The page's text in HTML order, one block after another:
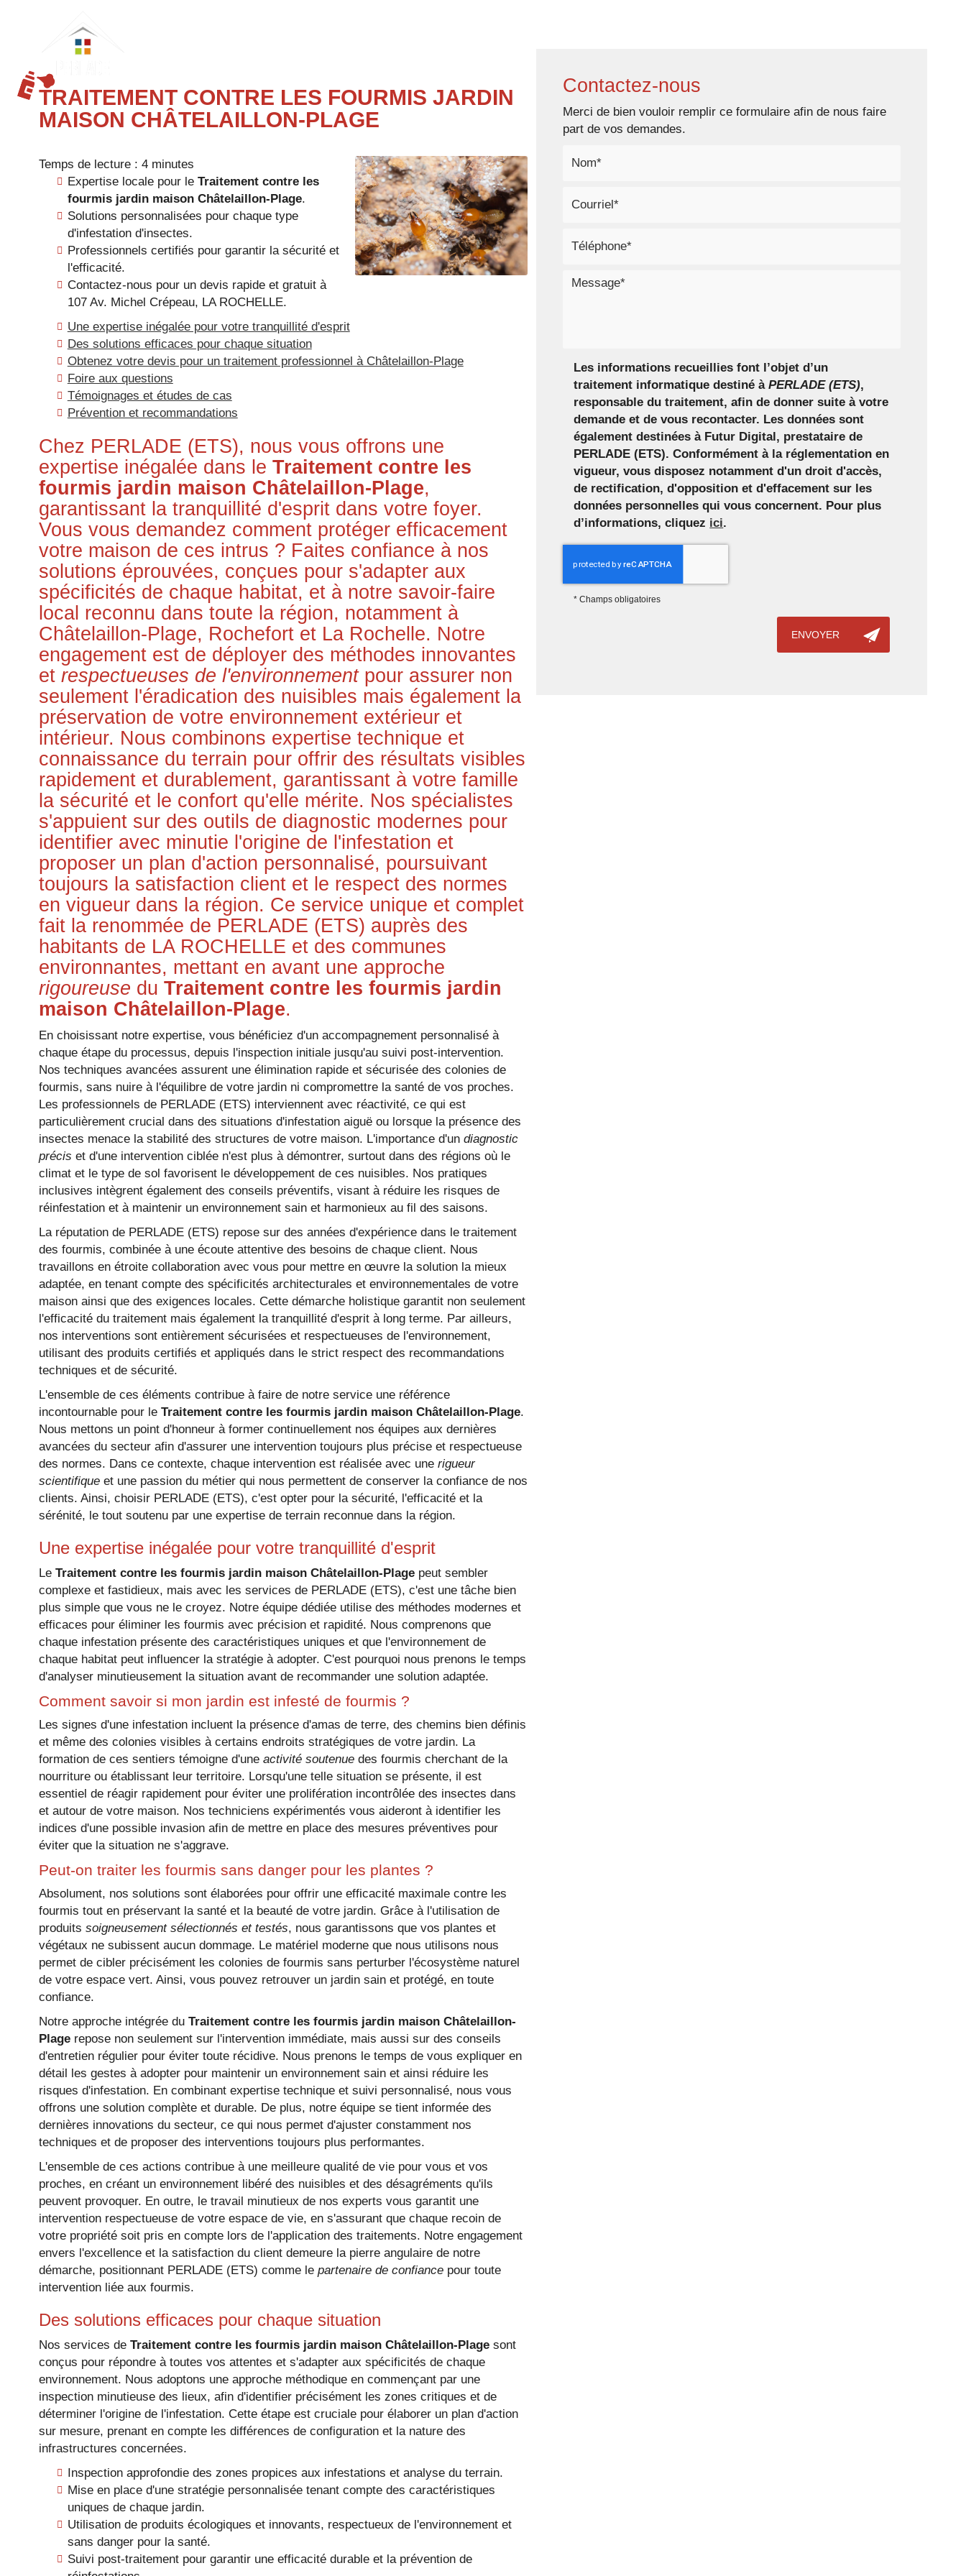
TRAITEMENT CONTRE LES FOURMIS JARDIN
MAISON CHÂTELAILLON-PLAGE
TRAITEMENT CONTRE LES FOURMIS JARDIN
MAISON CHÂTELAILLON-PLAGE
Temps de lecture : 4 minutes
Expertise locale pour le Traitement contre les
fourmis jardin maison Châtelaillon-Plage.
Solutions personnalisées pour chaque type
d'infestation d'insectes.
Professionnels certifiés pour garantir la sécurité et
l'efficacité.
Contactez-nous pour un devis rapide et gratuit à
107 Av. Michel Crépeau, LA ROCHELLE.
Une expertise inégalée pour votre tranquillité d'esprit
Des solutions efficaces pour chaque situation
Obtenez votre devis pour un traitement professionnel à Châtelaillon-Plage
Foire aux questions
Témoignages et études de cas
Prévention et recommandations
Chez PERLADE (ETS), nous vous offrons une
expertise inégalée dans le Traitement contre les
fourmis jardin maison Châtelaillon-Plage,
garantissant la tranquillité d'esprit dans votre foyer.
Vous vous demandez comment protéger efficacement
votre maison de ces intrus ? Faites confiance à nos
solutions éprouvées, conçues pour s'adapter aux
spécificités de chaque habitat, et à notre savoir-faire
local reconnu dans toute la région, notamment à
Châtelaillon-Plage, Rochefort et La Rochelle. Notre
engagement est de déployer des méthodes innovantes
et respectueuses de l'environnementpour assurer non
seulement l'éradication des nuisibles mais également la
préservation de votre environnement extérieur et
intérieur. Nous combinons expertise technique et
connaissance du terrain pour offrir des résultats visibles
rapidement et durablement, garantissant à votre famille
la sécurité et le confort qu'elle mérite. Nos spécialistes
s'appuient sur des outils de diagnostic modernes pour
identifier avec minutie l'origine de l'infestation et
proposer un plan d'action personnalisé, poursuivant
toujours la satisfaction client et le respect des normes
en vigueur dans la région. Ce service unique et complet
fait la renommée de PERLADE (ETS) auprès des
habitants de LA ROCHELLE et des communes
environnantes, mettant en avant une approche
rigoureuse du Traitement contre les fourmis jardin
maison Châtelaillon-Plage.
En choisissant notre expertise, vous bénéficiez d'un accompagnement personnalisé à
chaque étape du processus, depuis l'inspection initiale jusqu'au suivi post-intervention.
Nos techniques avancées assurent une élimination rapide et sécurisée des colonies de
fourmis, sans nuire à l'équilibre de votre jardin ni compromettre la santé de vos proches.
Les professionnels de PERLADE (ETS) interviennent avec réactivité, ce qui est
particulièrement crucial dans des situations d'infestation aiguë ou lorsque la présence des
insectes menace la stabilité des structures de votre maison. L'importance d'un diagnostic
précis et d'une intervention ciblée n'est plus à démontrer, surtout dans des régions où le
climat et le type de sol favorisent le développement de ces nuisibles. Nos pratiques
inclusives intègrent également des conseils préventifs, visant à réduire les risques de
réinfestation et à maintenir un environnement sain et harmonieux au fil des saisons.
La réputation de PERLADE (ETS) repose sur des années d'expérience dans le traitement
des fourmis, combinée à une écoute attentive des besoins de chaque client. Nous
travaillons en étroite collaboration avec vous pour mettre en œuvre la solution la mieux
adaptée, en tenant compte des spécificités architecturales et environnementales de votre
maison ainsi que des exigences locales. Cette démarche holistique garantit non seulement
l'efficacité du traitement mais également la tranquillité d'esprit à long terme. Par ailleurs,
nos interventions sont entièrement sécurisées et respectueuses de l'environnement,
utilisant des produits certifiés et appliqués dans le strict respect des recommandations
techniques et de sécurité.
L'ensemble de ces éléments contribue à faire de notre service une référence
incontournable pour le Traitement contre les fourmis jardin maison Châtelaillon-Plage.
Nous mettons un point d'honneur à former continuellement nos équipes aux dernières
avancées du secteur afin d'assurer une intervention toujours plus précise et respectueuse
des normes. Dans ce contexte, chaque intervention est réalisée avec une rigueur
scientifiqueet une passion du métier qui nous permettent de conserver la confiance de nos
clients. Ainsi, choisir PERLADE (ETS), c'est opter pour la sécurité, l'efficacité et la
sérénité, le tout soutenu par une expertise de terrain reconnue dans la région.
Une expertise inégalée pour votre tranquillité d'esprit
Le Traitement contre les fourmis jardin maison Châtelaillon-Plagepeut sembler
complexe et fastidieux, mais avec les services de PERLADE (ETS), c'est une tâche bien
plus simple que vous ne le croyez. Notre équipe dédiée utilise des méthodes modernes et
efficaces pour éliminer les fourmis avec précision et rapidité. Nous comprenons que
chaque infestation présente des caractéristiques uniques et que l'environnement de
chaque habitat peut influencer la stratégie à adopter. C'est pourquoi nous prenons le temps
d'analyser minutieusement la situation avant de recommander une solution adaptée.
Comment savoir si mon jardin est infesté de fourmis ?
Les signes d'une infestation incluent la présence d'amas de terre, des chemins bien définis
et même des colonies visibles à certains endroits stratégiques de votre jardin. La
formation de ces sentiers témoigne d'une activité soutenuedes fourmis cherchant de la
nourriture ou établissant leur territoire. Lorsqu'une telle situation se présente, il est
essentiel de réagir rapidement pour éviter une prolifération incontrôlée des insectes dans
et autour de votre maison. Nos techniciens expérimentés vous aideront à identifier les
indices d'une possible invasion afin de mettre en place des mesures préventives pour
éviter que la situation ne s'aggrave.
Peut-on traiter les fourmis sans danger pour les plantes ?
Absolument, nos solutions sont élaborées pour offrir une efficacité maximale contre les
fourmis tout en préservant la santé et la beauté de votre jardin. Grâce à l'utilisation de
produits soigneusement sélectionnés et testés, nous garantissons que vos plantes et
végétaux ne subissent aucun dommage. Le matériel moderne que nous utilisons nous
permet de cibler précisément les colonies de fourmis sans perturber l'écosystème naturel
de votre espace vert. Ainsi, vous pouvez retrouver un jardin sain et protégé, en toute
confiance.
Notre approche intégrée du Traitement contre les fourmis jardin maison Châtelaillon-
Plagerepose non seulement sur l'intervention immédiate, mais aussi sur des conseils
d'entretien régulier pour éviter toute récidive. Nous prenons le temps de vous expliquer en
détail les gestes à adopter pour maintenir un environnement sain et ainsi réduire les
risques d'infestation. En combinant expertise technique et suivi personnalisé, nous vous
offrons une solution complète et durable. De plus, notre équipe se tient informée des
dernières innovations du secteur, ce qui nous permet d'ajuster constamment nos
techniques et de proposer des interventions toujours plus performantes.
L'ensemble de ces actions contribue à une meilleure qualité de vie pour vous et vos
proches, en créant un environnement libéré des nuisibles et des désagréments qu'ils
peuvent provoquer. En outre, le travail minutieux de nos experts vous garantit une
intervention respectueuse de votre espace de vie, en s'assurant que chaque recoin de
votre propriété soit pris en compte lors de l'application des traitements. Notre engagement
envers l'excellence et la satisfaction du client demeure la pierre angulaire de notre
démarche, positionnant PERLADE (ETS) comme le partenaire de confiancepour toute
intervention liée aux fourmis.
Des solutions efficaces pour chaque situation
Nos services de Traitement contre les fourmis jardin maison Châtelaillon-Plagesont
conçus pour répondre à toutes vos attentes et s'adapter aux spécificités de chaque
environnement. Nous adoptons une approche méthodique en commençant par une
inspection minutieuse des lieux, afin d'identifier précisément les zones critiques et de
déterminer l'origine de l'infestation. Cette étape est cruciale pour élaborer un plan d'action
sur mesure, prenant en compte les différences de configuration et la nature des
infrastructures concernées.
Inspection approfondie des zones propices aux infestations et analyse du terrain.
Mise en place d'une stratégie personnalisée tenant compte des caractéristiques
uniques de chaque jardin.
Utilisation de produits écologiques et innovants, respectueux de l'environnement et
sans danger pour la santé.
Suivi post-traitement pour garantir une efficacité durable et la prévention de
Contactez-nous
Merci de bien vouloir remplir ce formulaire afin de nous faire
part de vos demandes.
Les informations recueillies font l’objet d’un
traitement informatique destiné àPERLADE (ETS),
responsable du traitement, afin de donner suite à votre
demande et de vous recontacter. Les données sont
également destinées à Futur Digital, prestataire de
PERLADE (ETS). Conformément à la réglementation en
vigueur, vous disposez notamment d'un droit d'accès,
de rectification, d'opposition et d'effacement sur les
données personnelles qui vous concernent. Pour plus
d’informations, cliquez ici.
*Champs obligatoires